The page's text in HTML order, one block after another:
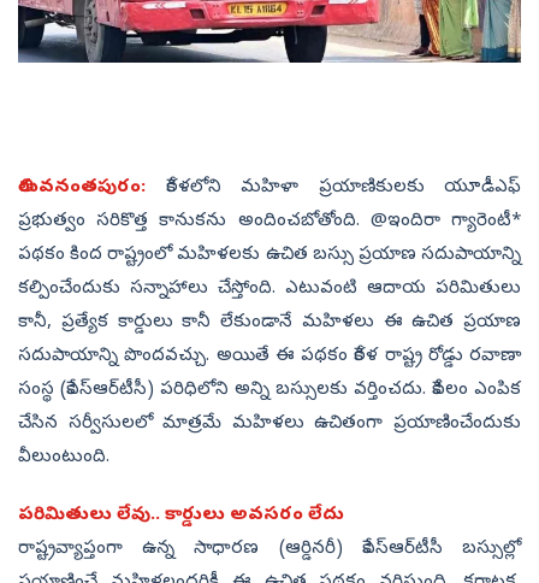
తిరువనంతపురం: కేరళలోని మహిళా ప్రయాణికులకు యూడీఎఫ్
ప్రభుత్వం సరికొత్త కానుకను అందించబోతోంది. @ఇందిరా గ్యారెంటీ*
పథకం కింద రాష్ట్రంలో మహిళలకు ఉచిత బస్సు ప్రయాణ సదుపాయాన్ని
కల్పించేందుకు సన్నాహాలు చేస్తోంది. ఎటువంటి ఆదాయ పరిమితులు
కానీ, ప్రత్యేక కార్డులు కానీ లేకుండానే మహిళలు ఈ ఉచిత ప్రయాణ
సదుపాయాన్ని పొందవచ్చు. అయితే ఈ పథకం కేరళ రాష్ట్ర రోడ్డు రవాణా
సంస్థ (కేఎస్‌ఆర్‌టీసీ) పరిధిలోని అన్ని బస్సులకు వర్తించదు. కేవలం ఎంపిక
చేసిన సర్వీసులలో మాత్రమే మహిళలు ఉచితంగా ప్రయాణించేందుకు
వీలుంటుంది.
పరిమితులు లేవు.. కార్డులు అవసరం లేదు
రాష్ట్రవ్యాప్తంగా ఉన్న సాధారణ (ఆర్డినరీ) కేఎస్‌ఆర్‌టీసీ బస్సుల్లో